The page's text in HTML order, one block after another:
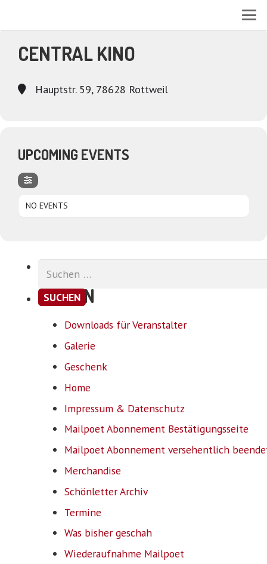
CENTRAL KINO
Hauptstr. 59, 78628 Rottweil
UPCOMING EVENTS
NO EVENTS
nach:
SEITEN
Downloads für Veranstalter
Galerie
Geschenk
Home
Impressum & Datenschutz
Mailpoet Abonnement Bestätigungsseite
Mailpoet Abonnement versehentlich
Merchandise
Schönletter Archiv
Termine
Was bisher geschah
Wiederaufnahme Mailpoet